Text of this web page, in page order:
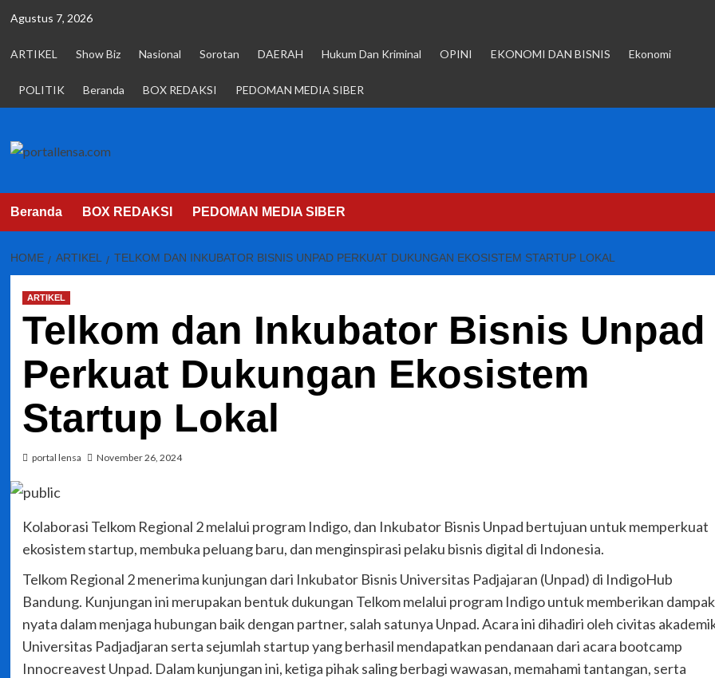
content
Agustus 7, 2026
ARTIKEL Show Biz Nasional Sorotan DAERAH Hukum Dan Kriminal OPINI EKONOMI DAN BISNIS Ekonomi
POLITIK Beranda BOX REDAKSI PEDOMAN MEDIA SIBER
Beranda BOX REDAKSI PEDOMAN MEDIA SIBER
HOME ARTIKEL TELKOM DAN INKUBATOR BISNIS UNPAD PERKUAT DUKUNGAN EKOSISTEM STARTUP LOKAL
ARTIKEL
Telkom dan Inkubator Bisnis Unpad
Perkuat Dukungan Ekosistem
Startup Lokal
portal lensa November 26, 2024
Kolaborasi Telkom Regional 2 melalui program Indigo, dan Inkubator Bisnis Unpad bertujuan untuk memperkuat
ekosistem startup, membuka peluang baru, dan menginspirasi pelaku bisnis digital di Indonesia.
Telkom Regional 2 menerima kunjungan dari Inkubator Bisnis Universitas Padjajaran (Unpad) di IndigoHub
Bandung. Kunjungan ini merupakan bentuk dukungan Telkom melalui program Indigo untuk memberikan dampak
nyata dalam menjaga hubungan baik dengan partner, salah satunya Unpad. Acara ini dihadiri oleh civitas
Universitas Padjadjaran serta sejumlah startup yang berhasil mendapatkan pendanaan dari acara bootcamp
Innocreavest Unpad. Dalam kunjungan ini, ketiga pihak saling berbagi wawasan, memahami tantangan, serta